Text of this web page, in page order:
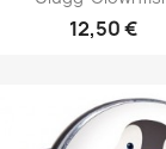
12,50 €